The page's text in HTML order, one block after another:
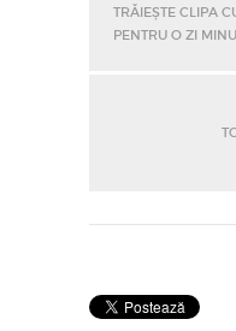
TRĂIEȘTE CLIPA
PENTRU O ZI